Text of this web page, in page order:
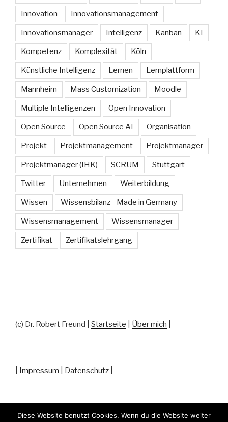
Innovation Innovationsmanagement
Innovationsmanager Intelligenz Kanban KI
Kompetenz Komplexität Köln
Künstliche Intelligenz Lernen Lernplattform
Mannheim Mass Customization Moodle
Multiple Intelligenzen Open Innovation
Open Source Open Source AI Organisation
Projekt Projektmanagement Projektmanager
Projektmanager (IHK) SCRUM Stuttgart
Twitter Unternehmen Weiterbildung
Wissen Wissensbilanz - Made in Germany
Wissensmanagement Wissensmanager
Zertifikat Zertifikatslehrgang
(c) Dr. Robert Freund | Startseite Über mich
Impressum Datenschutz
Diese Website benutzt Cookies. Wenn du die Website weiter